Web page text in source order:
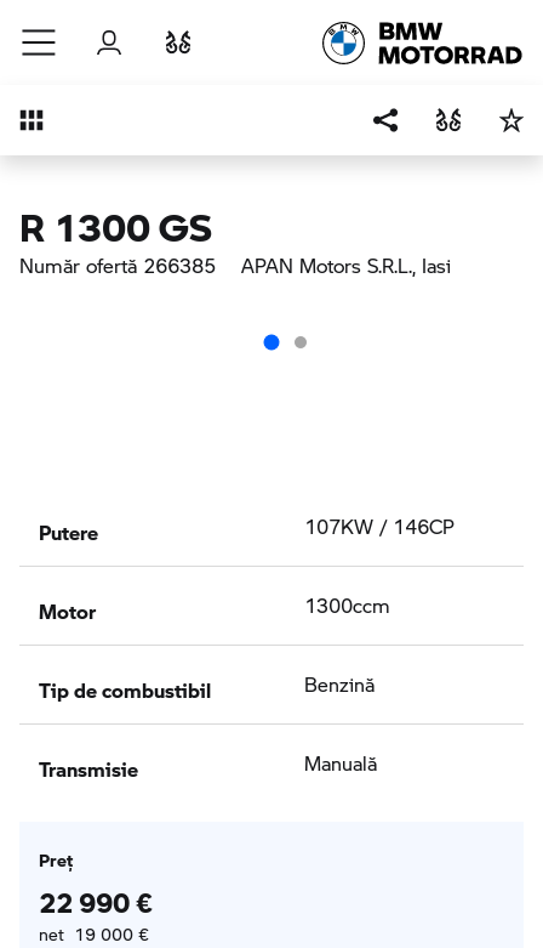
Sari la conținutul principal
Autentificare
Prezentare generală
R 1300 GS
Număr ofertă 266385 APAN Motors S.R.L., Iasi
Putere 107KW / 146CP
Motor 1300ccm
Tip de combustibil Benzină
Transmisie Manuală
Preţ
22 990 €
net 19 000 €